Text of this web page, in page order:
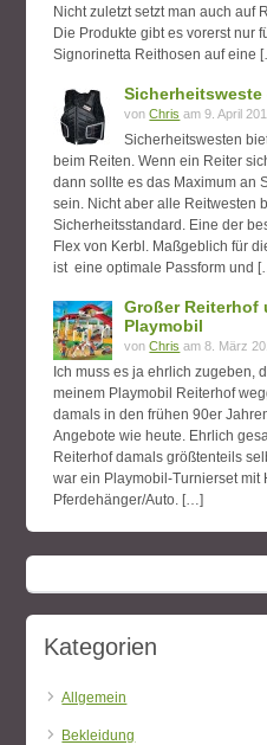
Nicht zuletzt setzt man auch auf
Die Produkte gibt es vorerst nur
Signorinetta Reithosen auf eine
vonChris am 9. April
Sicherheitswesten
beim Reiten. Wenn ein Reiter
dann sollte es das Maximum an
sein. Nicht aber alle Reitwesten
Sicherheitsstandard. Eine der
Flex von Kerbl. Maßgeblich für
ist eine optimale Passform und
Großer Reiterhof
Playmobil
vonChris am 8. März
Ich muss es ja ehrlich zugeben,
meinem Playmobil Reiterhof
damals in den frühen 90er
Angebote wie heute. Ehrlich
Reiterhof damals größtenteils
war ein Playmobil-Turnierset mit
Pferdehänger/Auto. […]
Kategorien
Allgemein
Bekleidung